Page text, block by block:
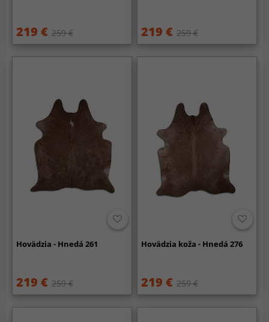
219 € 259 € 219 € 259 €
Hovädzia - Hnedá 261
219 € 259 €
Hovädzia koža - Hnedá 276
219 € 259 €